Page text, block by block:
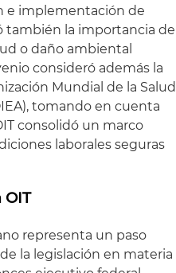
e implementación de
también la importancia de
o daño ambiental
consideró además la
Mundial de la Salud
tomando en cuenta
consolidó un marco
laborales seguras
OIT
representa un paso
la legislación en materia